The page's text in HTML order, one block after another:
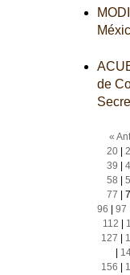
de
«
20|
39
58
77
96
97
112
127
156